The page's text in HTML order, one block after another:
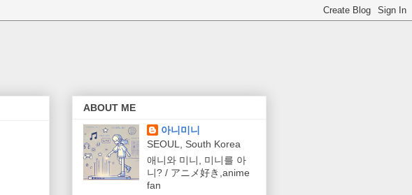
ABOUT ME
아니미니
SEOUL, South Korea
애니와 미니, 미니를 아
니? / アニメ好き,anime
fan